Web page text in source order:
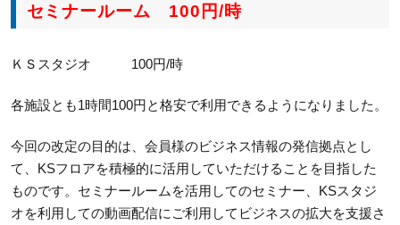
セミナールーム 100円/時
ＫＳスタジオ 100円/時
各施設とも1時間100円と格安で利用できるようになりました。
今回の改定の目的は、会員様のビジネス情報の発信拠点とし
て、KSフロアを積極的に活用していただけることを目指した
ものです。セミナールームを活用してのセミナー、KSスタジ
オを利用しての動画配信にご利用してビジネスの拡大を支援さ